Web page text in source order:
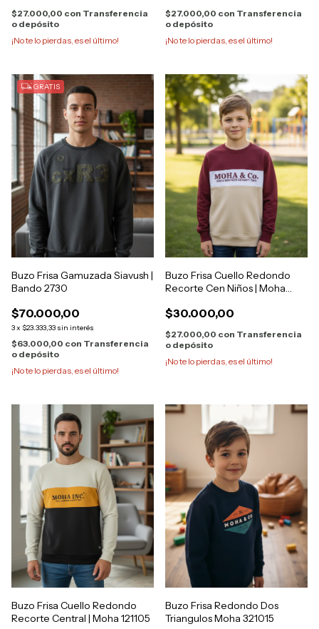
$27.000,00 con Transferencia
o depósito
¡No te lo pierdas, es el último!
$27.000,00 con Transferencia
o depósito
¡No te lo pierdas, es el último!
GRATIS
Buzo Frisa Gamuzada Siavush |
Bando 2730
$70.000,00
3x $23.333,33 sin interés
$63.000,00 con Transferencia
o depósito
¡No te lo pierdas, es el último!
Buzo Frisa Cuello Redondo
Recorte Cen Niños | Moha
$30.000,00
$27.000,00 con Transferencia
o depósito
¡No te lo pierdas, es el último!
Buzo Frisa Cuello Redondo
Recorte Central | Moha 121105
Buzo Frisa Redondo Dos
Triangulos Moha 321015